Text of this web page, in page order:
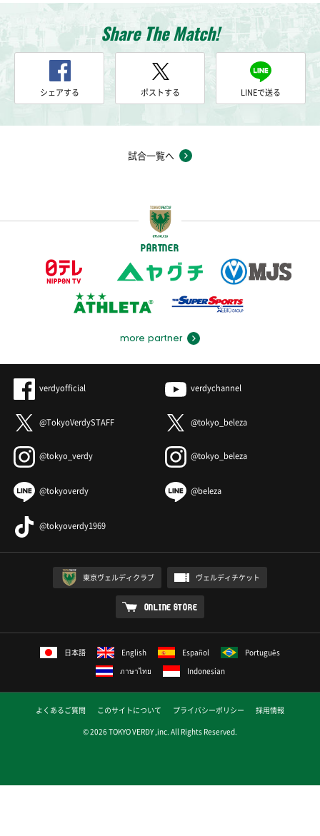
Share The Match!
シェアする ポストする LINEで送る
試合一覧へ
PARTNER
more partner
verdyofficial verdychannel
@TokyoVerdySTAFF @tokyo_beleza
@tokyo_verdy @tokyo_beleza
@tokyoverdy @beleza
@tokyoverdy1969
東京ヴェルディクラブ ヴェルディチケット
ONLINE STORE
日本語 English Español
Português
ภาษาไทย
Indonesian
よくあるご質問 このサイトについて プライバシーポリシー
採用情報
© 2026 TOKYO VERDY ,inc. All Rights Reserved.